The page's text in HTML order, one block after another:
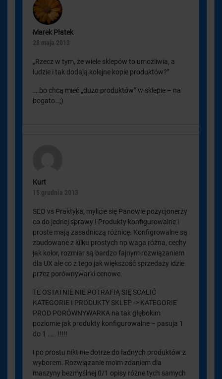
Marek Płatek
28 maja 2013
„Rzecz w tym, że wiele sklepów to umożliwia, a
ludzie i tak dodają kolejne kopie produktów?”
….bo chcą mieć „dużo produktów” w sklepie – na
bogato…;)
Kurt
15 grudnia 2013
SEO vs Praktyka, mylicie się Panowie pozycjonerzy
co do jednej sprawy ! Produkty konfigurowalne i
proste mają zasadniczą różnicę. Konfigrowalne są
zbudowane z kilku prostych np waga różna, cechy
jak kolor, rozmiar są bardzo fajnym rozwiązaniem
dla UX ale co z tego jak większość sprzedaży idzie
przez porównywarki cenowe.
TE OSTATNIE NIE POTRAFIĄ SIĘ SCALIĆ
KATEGORIE I PRODUKTY SKLEP -> KATEGORIE
PROD PORÓWNYWARKA na tak głębokim
poziomie jak produkty konfigurowalne – pasuja 1
do 1 ….. !!!!!
i po prostu nikt nie dotrze do ładnych produktów z
wyborem. Rozwiązanie moim zdaniem dla
maszyny bezmyślnej 0/1 opisy różne tych samych